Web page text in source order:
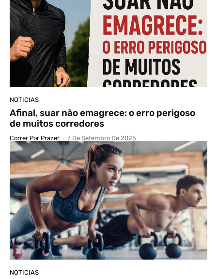
NOTICIAS
Afinal, suar não emagrece: o erro perigoso
de muitos corredores
Correr Por Prazer - 7 De Setembro De 2025
NOTICIAS